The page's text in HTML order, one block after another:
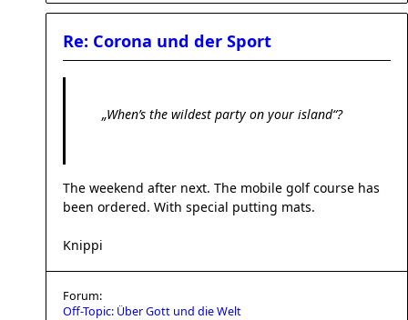
Re: Corona und der Sport
„When’s the wildest party on your island“?
The weekend after next. The mobile golf course has
been ordered. With special putting mats.
Knippi
Forum:
Off-Topic: Über Gott und die Welt